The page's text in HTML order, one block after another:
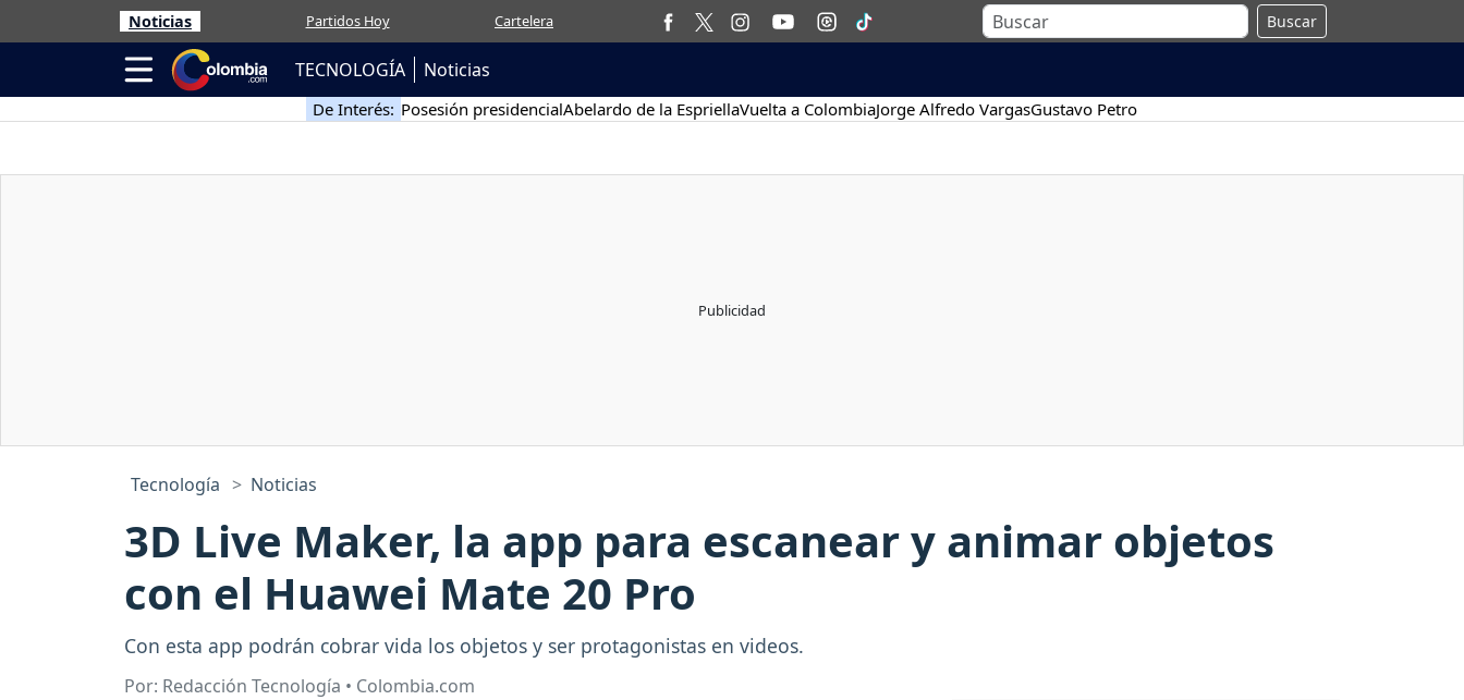
Noticias Partidos Hoy Cartelera Buscar
TECNOLOGÍA Noticias
De Interés: Posesión presidencialAbelardo de la EspriellaVuelta a ColombiaJorge Alfredo VargasGustavo Petro
Tecnología Noticias
3D Live Maker, la app para escanear y animar objetos
con el Huawei Mate 20 Pro
Con esta app podrán cobrar vida los objetos y ser protagonistas en videos.
Por: Redacción Tecnología • Colombia.com